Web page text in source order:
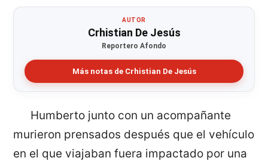
AUTOR
Crhistian De Jesús
Reportero Afondo
Más notas de Crhistian De Jesús
Humberto junto con un acompañante
murieron prensados después que el vehículo
en el que viajaban fuera impactado por una